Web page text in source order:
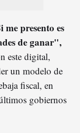
me presento es
de ganar",
este digital,
un modelo de
fiscal, en
gobiernos